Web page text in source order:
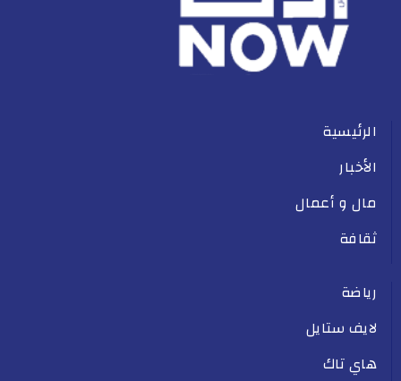
الرئيسية
الأخبار
مال و أعمال
ثقافة
رياضة
لايف ستايل
هاي تاك